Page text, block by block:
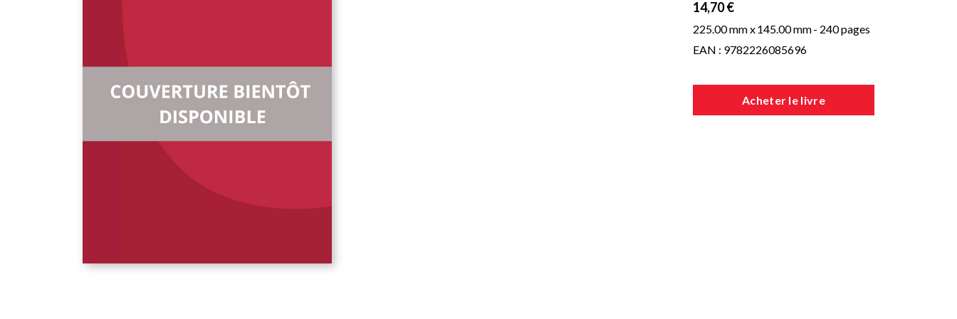
14,70 €
225.00 mm x145.00 mm- 240 pages
EAN : 9782226085696
Acheter le livre